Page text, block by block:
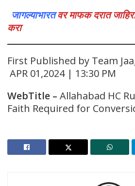
जागल्याभारतवर माफक दरात
करा
First Published by Team
APR 01,2024 | 13:30 PM
WebTitle – Allahabad HC
Faith Required for